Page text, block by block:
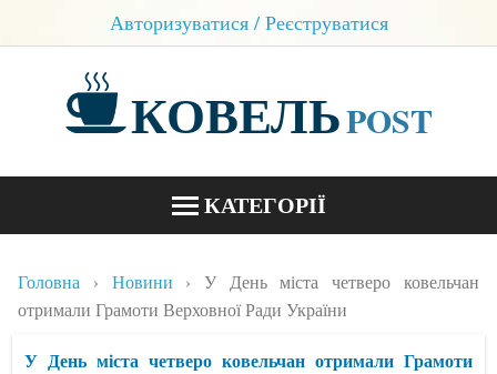
Авторизуватися / Реєструватися
КОВЕЛЬPOST
КАТЕГОРІЇ
БЛОГИ
Головна Новини
У День міста четверо ковельчан
отримали Грамоти Верховної Ради України
У День міста четверо ковельчан отримали Грамоти